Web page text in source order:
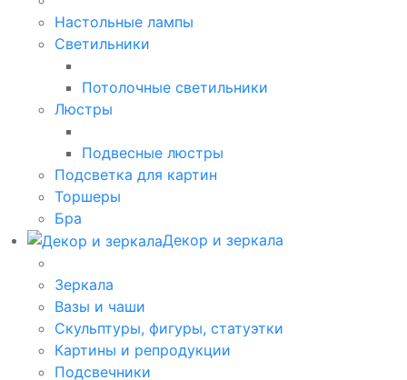
Настольные лампы
Светильники
Потолочные светильники
Люстры
Подвесные люстры
Подсветка для картин
Торшеры
Бра
Декор и зеркала
Зеркала
Вазы и чаши
Скульптуры, фигуры, статуэтки
Картины и репродукции
Подсвечники